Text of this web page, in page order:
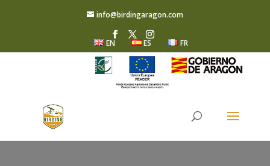
info@birdingaragon.com
EN ES FR